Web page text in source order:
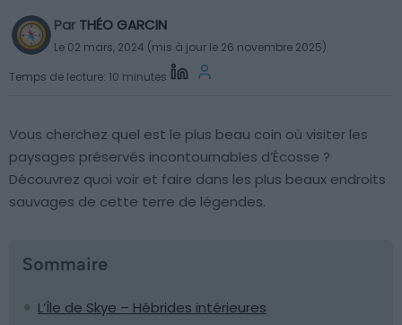
Par THÉO GARCIN
Le 02 mars, 2024 (mis à jour le 26 novembre 2025)
Temps de lecture: 10 minutes
Vous cherchez quel est le plus beau coin où visiter les
paysages préservés incontournables d’Écosse ?
Découvrez quoi voir et faire dans les plus beaux endroits
sauvages de cette terre de légendes.
Sommaire
L’Île de Skye – Hébrides intérieures